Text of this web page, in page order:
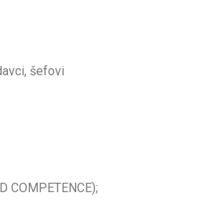
šefovi
COMPETENCE);